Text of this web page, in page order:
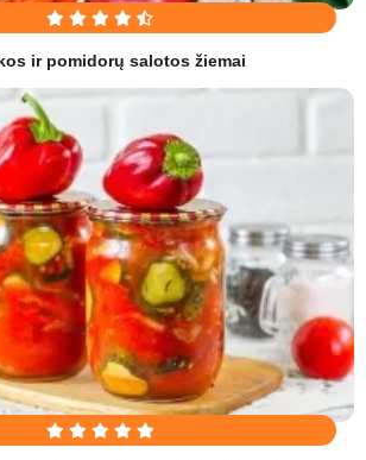
ir pomidorų salotos žiemai